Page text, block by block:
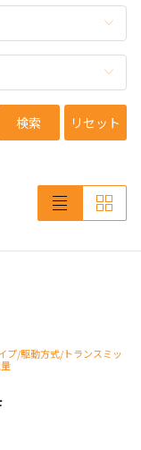
検索 リセット
プ/駆動方式/トランスミッ